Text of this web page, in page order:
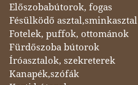
Előszobabútorok, fogas
Fésülködő asztal,sminkasztal
Fotelek, puffok, ottománok
Fürdőszoba bútorok
Íróasztalok, szekreterek
Kanapék,szófák